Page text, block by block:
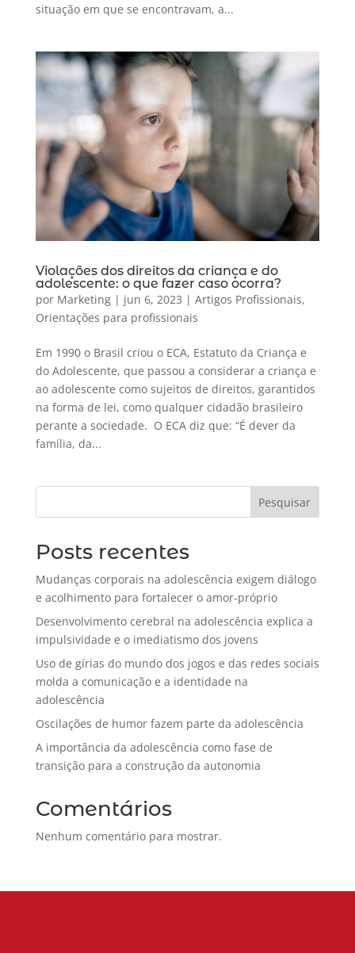
situação em que se encontravam, a...
Violações dos direitos da criança e do
adolescente: o que fazer caso ocorra?
por Marketing| jun 6, 2023 | Artigos Profissionais,
Orientações para profissionais
Em 1990 o Brasil criou o ECA, Estatuto da Criança e
do Adolescente, que passou a considerar a criança e
ao adolescente como sujeitos de direitos, garantidos
na forma de lei, como qualquer cidadão brasileiro
perante a sociedade. O ECA diz que: “É dever da
família, da...
Pesquisar
Posts recentes
Mudanças corporais na adolescência exigem diálogo
e acolhimento para fortalecer o amor-próprio
Desenvolvimento cerebral na adolescência explica a
impulsividade e o imediatismo dos jovens
Uso de gírias do mundo dos jogos e das redes sociais
molda a comunicação e a identidade na
adolescência
Oscilações de humor fazem parte da adolescência
A importância da adolescência como fase de
transição para a construção da autonomia
Comentários
Nenhum comentário para mostrar.